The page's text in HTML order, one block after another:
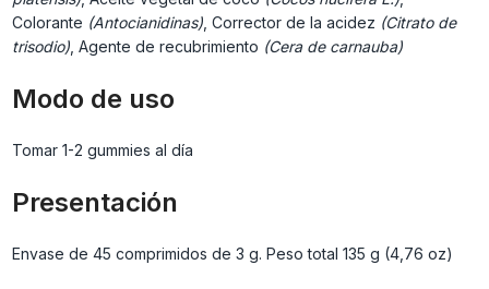
Colorante (Antocianidinas), Corrector de la acidez (Citrato de
trisodio), Agente de recubrimiento (Cera de carnauba)
Modo de uso
Tomar 1-2 gummies al día
Presentación
Envase de 45 comprimidos de 3 g. Peso total 135 g (4,76 oz)